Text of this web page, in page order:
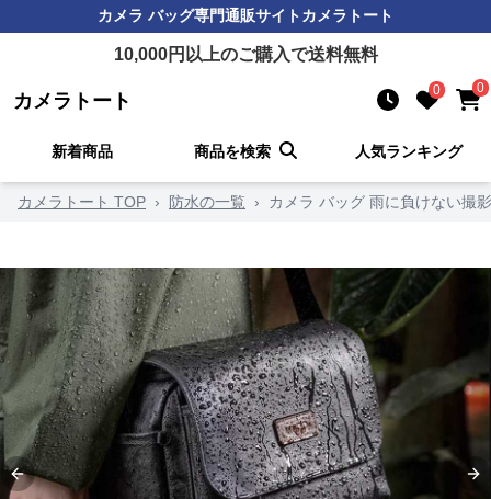
カメラ バッグ専門通販サイトカメラトート
10,000円以上のご購入で送料無料
カメラトート 0 0
新着商品 商品を検索 人気ランキング
カメラトート TOP › 防水の一覧 › カメラ バッグ 雨に負けない撮
Previous slide